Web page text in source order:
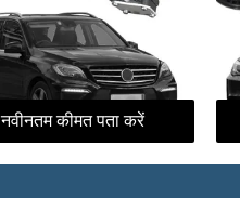
नवीनतम कीमत पता करें